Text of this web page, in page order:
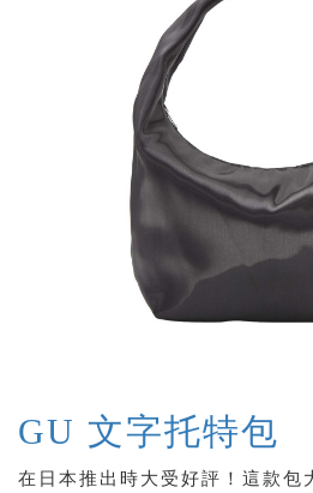
GU 文字托特包
在日本推出時大受好評！這款包